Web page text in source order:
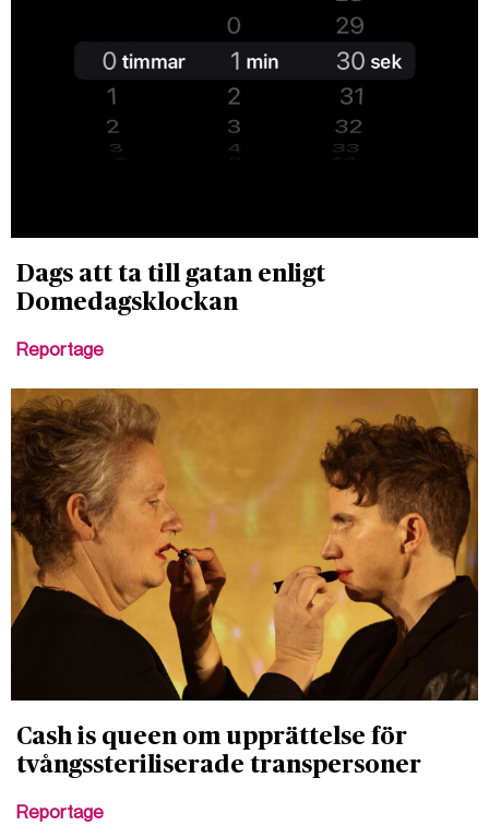
Dags att ta till gatan enligt
Domedagsklockan
Reportage
Cash is queen om upprättelse för
tvångssteriliserade transpersoner
Reportage